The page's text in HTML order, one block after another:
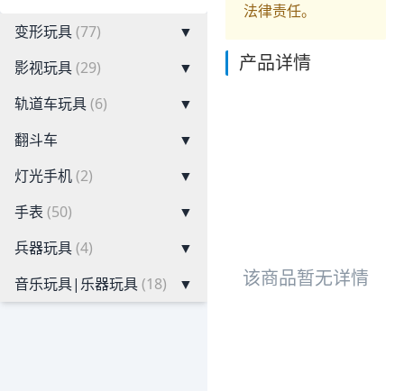
变形玩具(77)
▼
影视玩具(29)
▼
轨道车玩具(6)
▼
翻斗车
▼
灯光手机(2)
▼
手表 (50)
▼
兵器玩具(4)
▼
音乐玩具|乐器玩具(18) ▼
法律责任。
产品详情
该商品暂无详情